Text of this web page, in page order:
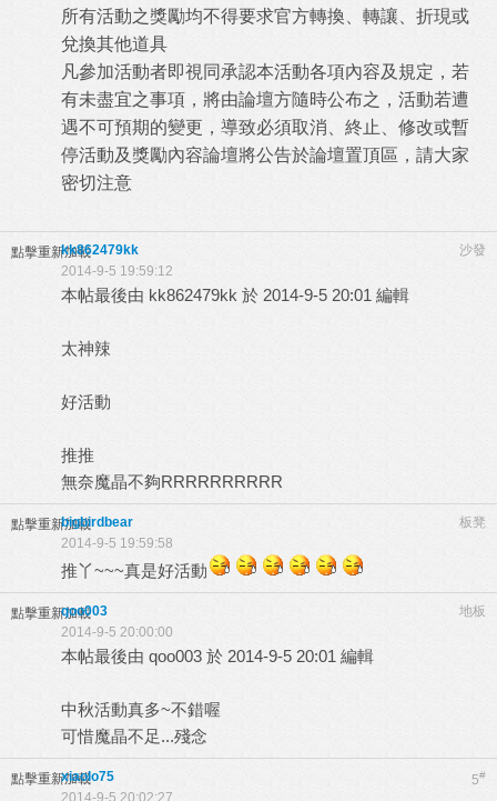
所有活動之獎勵均不得要求官方轉換、轉讓、折現或
兌換其他道具
凡參加活動者即視同承認本活動各項內容及規定，若
有未盡宜之事項，將由論壇方隨時公布之，活動若遭
遇不可預期的變更，導致必須取消、終止、修改或暫
停活動及獎勵內容論壇將公告於論壇置頂區，請大家
密切注意
點擊重新加載 沙發
kk862479kk
2014-9-5 19:59:12
本帖最後由 kk862479kk 於 2014-9-5 20:01 編輯
太神辣
好活動
推推
無奈魔晶不夠RRRRRRRRRR
點擊重新加載 板凳
bigbirdbear
2014-9-5 19:59:58
推丫~~~真是好活動
點擊重新加載 地板
qoo003
2014-9-5 20:00:00
本帖最後由 qoo003 於 2014-9-5 20:01 編輯
中秋活動真多~不錯喔
可惜魔晶不足...殘念
點擊重新加載 5#
xiaolo75
2014-9-5 20:02:27